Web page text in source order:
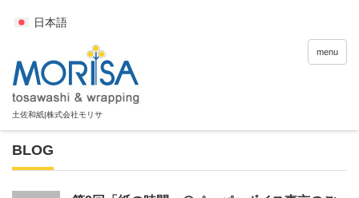
日本語
menu
BLOG